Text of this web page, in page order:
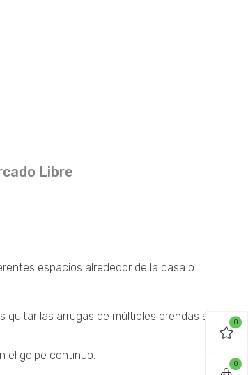
Libre
espacios alrededor de la casa o
las arrugas de múltiples prendas sin
el golpe continuo.
0
0